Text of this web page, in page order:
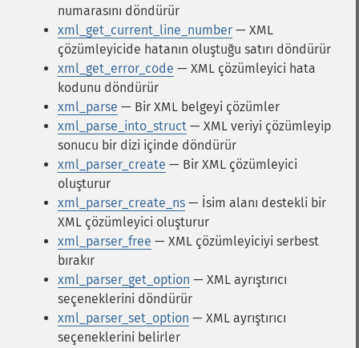
numarasını döndürür
xml_get_current_line_number — XML
çözümleyicide hatanın oluştuğu satırı döndürür
xml_get_error_code — XML çözümleyici hata
kodunu döndürür
xml_parse — Bir XML belgeyi çözümler
xml_parse_into_struct — XML veriyi çözümleyip
sonucu bir dizi içinde döndürür
xml_parser_create — Bir XML çözümleyici
oluşturur
xml_parser_create_ns — İsim alanı destekli bir
XML çözümleyici oluşturur
xml_parser_free — XML çözümleyiciyi serbest
bırakır
xml_parser_get_option — XML ayrıştırıcı
seçeneklerini döndürür
xml_parser_set_option — XML ayrıştırıcı
seçeneklerini belirler